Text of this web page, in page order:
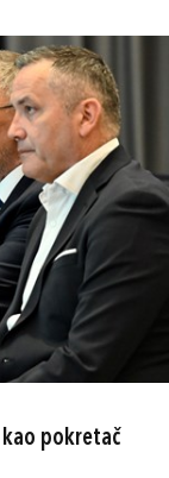
pokretač